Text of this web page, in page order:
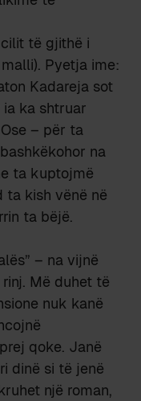
të gjithë i
Pyetja ime:
Kadareja sot
ka shtruar
– për ta
na
ta kuptojmë
ta kish vënë në
ta bëjë.
– na vijnë
Më duhet të
nuk kanë
qoke. Janë
dinë si të jenë
një roman,